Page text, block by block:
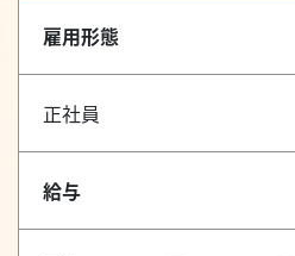
雇用形態
正社員
給与